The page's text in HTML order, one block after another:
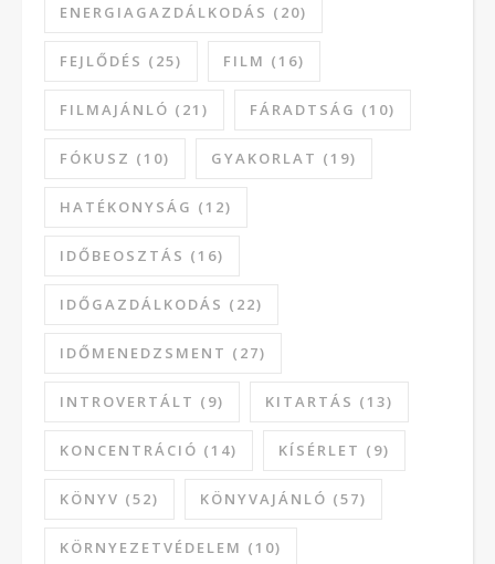
ENERGIAGAZDÁLKODÁS (20)
FEJLŐDÉS (25) FILM (16)
FILMAJÁNLÓ (21) FÁRADTSÁG (10)
FÓKUSZ (10) GYAKORLAT (19)
HATÉKONYSÁG (12)
IDŐBEOSZTÁS (16)
IDŐGAZDÁLKODÁS (22)
IDŐMENEDZSMENT (27)
INTROVERTÁLT (9) KITARTÁS (13)
KONCENTRÁCIÓ (14) KÍSÉRLET (9)
KÖNYV (52) KÖNYVAJÁNLÓ (57)
KÖRNYEZETVÉDELEM (10)